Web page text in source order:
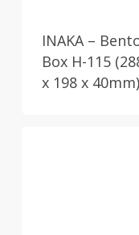
INAKA –
Box H-115
x 198 x 40mm)